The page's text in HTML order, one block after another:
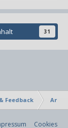
31
Feedback
Cookies